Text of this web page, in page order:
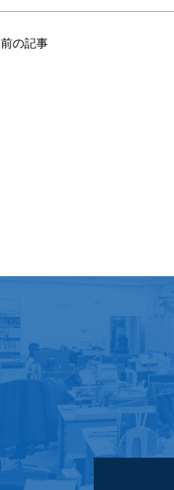
前の記事